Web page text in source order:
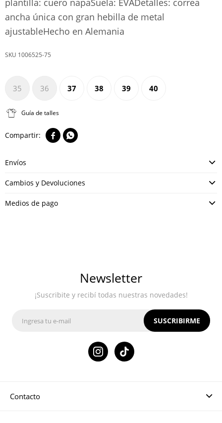
plantilla: cuero napaSuela: EVADetalles: correa
ancha única con gran hebilla de metal
ajustableHecho en Alemania
1006525-75
35 36 37 38 39 40
Guía de talles
 
Envíos
Cambios y Devoluciones
Medios de pago
Contacto
Newsletter
¡Suscribite y recibí todas nuestras novedades!
SUSCRIBIRME
